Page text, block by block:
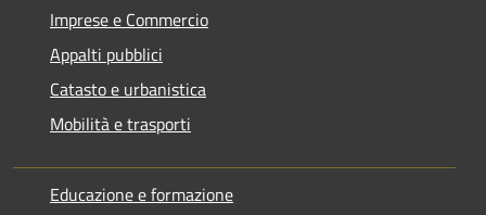
Imprese e Commercio
Appalti pubblici
Catasto e urbanistica
Mobilità e trasporti
Educazione e formazione